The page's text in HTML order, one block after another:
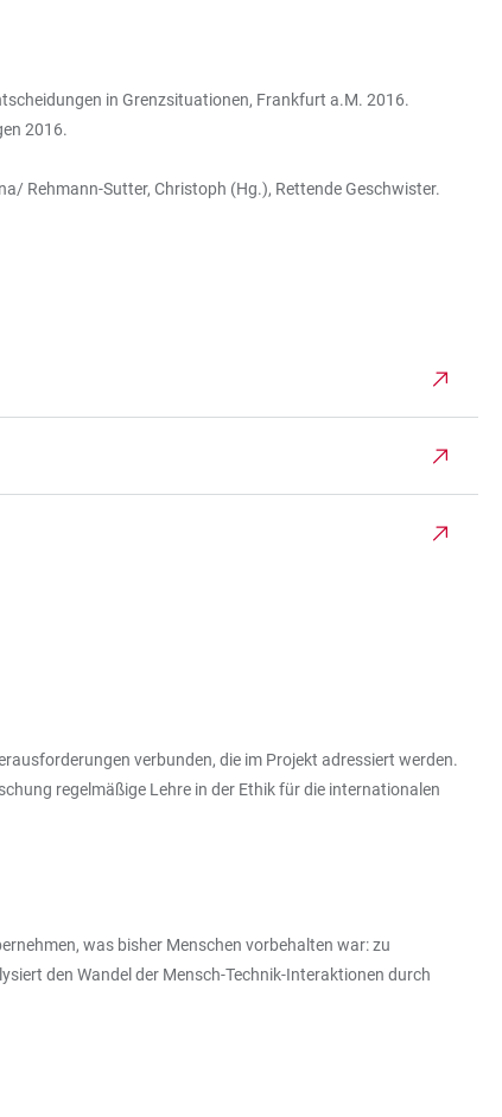
in Grenzsituationen, Frankfurt a.M. 2016.
2016.
Rehmann-Sutter, Christoph (Hg.), Rettende Geschwister.
verbunden, die im Projekt adressiert werden.
regelmäßige Lehre in der Ethik für die internationalen
was bisher Menschen vorbehalten war: zu
den Wandel der Mensch-Technik-Interaktionen durch